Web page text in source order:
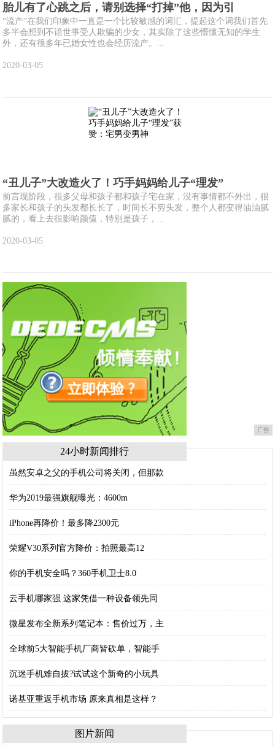
胎儿有了心跳之后，请别选择“打掉”他，因为引
“流产”在我们印象中一直是一个比较敏感的词汇，提起这个词我们首先
多半会想到不谙世事受人欺骗的少女，其实除了这些懵懂无知的学生
外，还有很多年已婚女性也会经历流产。...
2020-03-05
“丑儿子”大改造火了！巧手妈妈给儿子“理发”
前言现阶段，很多父母和孩子都和孩子宅在家，没有事情都不外出，很
多家长和孩子的头发都长长了，时间长不剪头发，整个人都变得油油腻
腻的，看上去很影响颜值，特别是孩子，...
2020-03-05
广告
24小时新闻排行
虽然安卓之父的手机公司将关闭，但那款
华为2019最强旗舰曝光：4600m
iPhone再降价！最多降2300元
荣耀V30系列官方降价：拍照最高12
你的手机安全吗？360手机卫士8.0
云手机哪家强 这家凭借一种设备领先同
微星发布全新系列笔记本：售价过万，主
全球前5大智能手机厂商皆砍单，智能手
沉迷手机难自拔?试试这个新奇的小玩具
诺基亚重返手机市场 原来真相是这样？
图片新闻